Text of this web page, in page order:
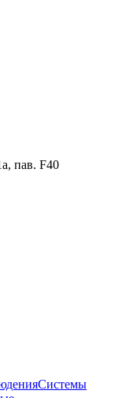
пав. F40
Системы